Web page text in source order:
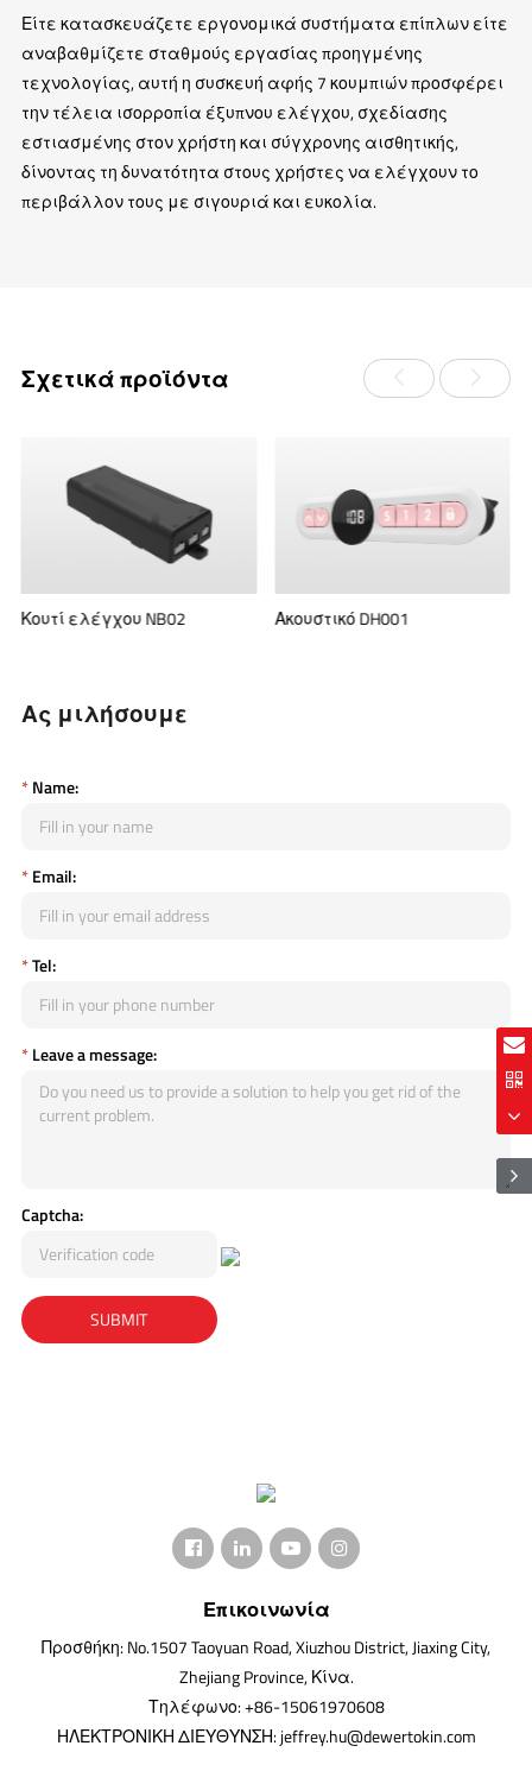
Είτε κατασκευάζετε εργονομικά συστήματα επίπλων είτε
αναβαθμίζετε σταθμούς εργασίας προηγμένης
τεχνολογίας, αυτή η συσκευή αφής 7 κουμπιών προσφέρει
την τέλεια ισορροπία έξυπνου ελέγχου, σχεδίασης
εστιασμένης στον χρήστη και σύγχρονης αισθητικής,
δίνοντας τη δυνατότητα στους χρήστες να ελέγχουν το
περιβάλλον τους με σιγουριά και ευκολία.
Σχετικά προϊόντα
Κουτί ελέγχου NB02 Ακουστικό DH001
Ας μιλήσουμε
*Name:
*Email:
*Tel:
*Leave a message:
Captcha:
Επικοινωνία
Προσθήκη: No.1507 Taoyuan Road, Xiuzhou District, Jiaxing City,
Zhejiang Province, Κίνα.
Τηλέφωνο: +86-15061970608
ΗΛΕΚΤΡΟΝΙΚΗ ΔΙΕΥΘΥΝΣΗ: jeffrey.hu@dewertokin.com